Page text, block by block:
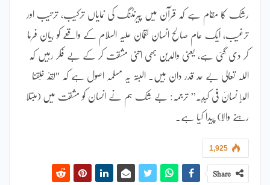
رشک کا مقام ہے کہ قرآن میں پیرنٹنگ کی نمایاں ترکیب، ترتیب اور
ترغیب، ایک عام صالح انسان لقمان علیہ السلام کے واقعے کو بیان فرما
کر دی گئی ہے، یعنی والدین بھی اتنی مشقت کر کے بے فکر رہیں کہ
اللہ تعالی بے حد قدر دان ہیں۔ البتہ یہ مسلمہ اصول ہے کہ "لَقَدْ خَلَقْنَا
الْإِنسَانَ فِی کَبَدٍ۔” ترجمہ: بے شک ہم نے انسان کو مشقت میں (مبتلا
رہنے والا) پیدا کیا ہے۔
1,925
Share